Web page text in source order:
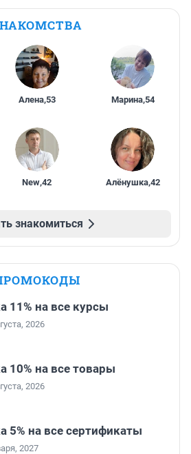
Алена,53 Марина,54
New,42 Алёнушка,42
знакомиться
11% на все курсы
2026
10% на все товары
2026
5% на все сертификаты
2027